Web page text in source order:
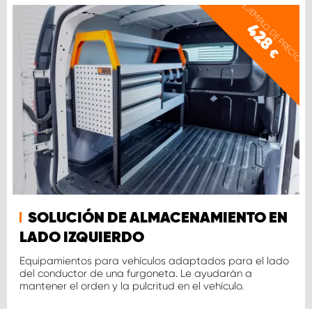
EJEMPLO DE PRECIO
428
€
SOLUCIÓN DE ALMACENAMIENTO EN
LADO IZQUIERDO
Equipamientos para vehículos adaptados para el lado
del conductor de una furgoneta. Le ayudarán a
mantener el orden y la pulcritud en el vehículo.